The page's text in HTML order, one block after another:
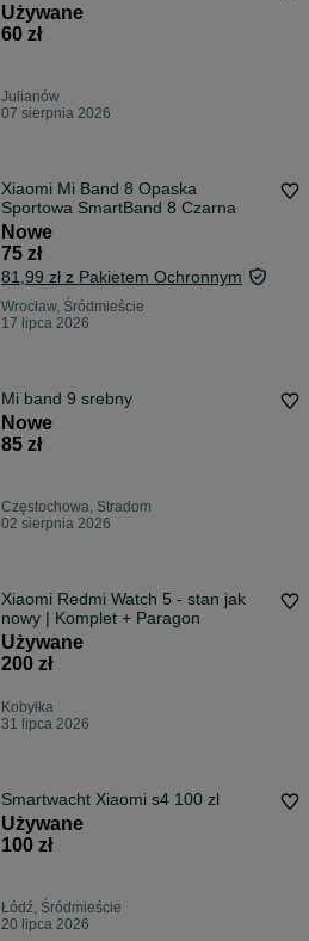
Używane
60 zł
Julianów
07 sierpnia 2026
Xiaomi Mi Band 8 Opaska
Sportowa SmartBand 8 Czarna
Nowe
75 zł
81,99 zł z Pakietem Ochronnym
Wrocław, Śródmieście
17 lipca 2026
Mi band 9 srebny
Nowe
85 zł
Częstochowa, Stradom
02 sierpnia 2026
Xiaomi Redmi Watch 5 - stan jak
nowy | Komplet + Paragon
Używane
200 zł
Kobyłka
31 lipca 2026
Smartwacht Xiaomi s4 100 zl
Używane
100 zł
Łódź, Śródmieście
20 lipca 2026